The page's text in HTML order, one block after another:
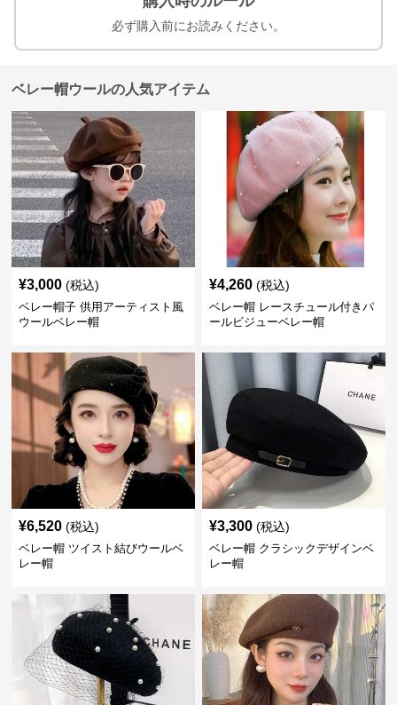
必ず購入前にお読みください。
ベレー帽ウールの人気アイテム
¥3,000 (税込)
ベレー帽子 供用アーティスト風
ウールベレー帽
¥4,260 (税込)
ベレー帽 レースチュール付きパ
ールビジューベレー帽
¥6,520 (税込)
ベレー帽 ツイスト結びウールベ
レー帽
¥3,300 (税込)
ベレー帽 クラシックデザインベ
レー帽